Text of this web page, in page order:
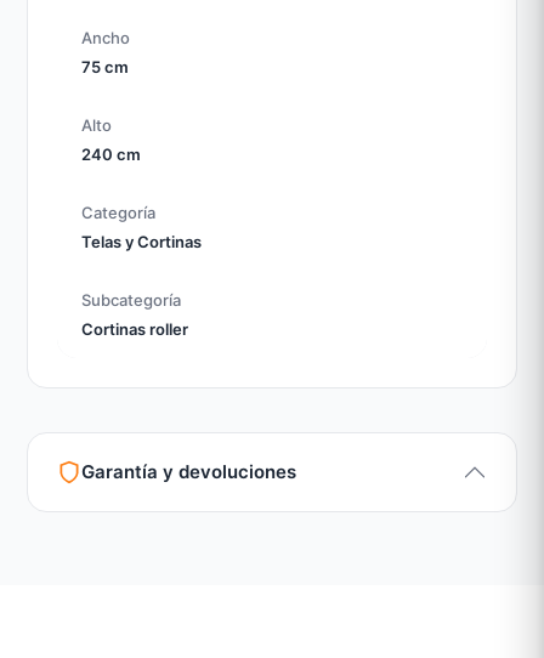
Ancho
75 cm
Alto
240 cm
Categoría
Telas y Cortinas
Subcategoría
Cortinas roller
Garantía y devoluciones